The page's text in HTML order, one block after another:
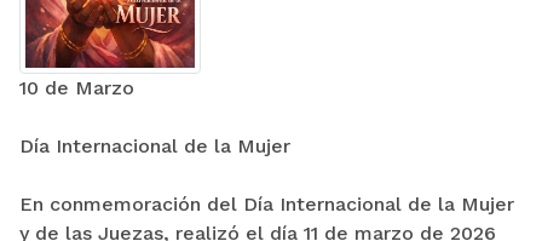
10 de Marzo
Día Internacional de la Mujer
En conmemoración del Día Internacional de la Mujer
y de las Juezas, realizó el día 11 de marzo de 2026